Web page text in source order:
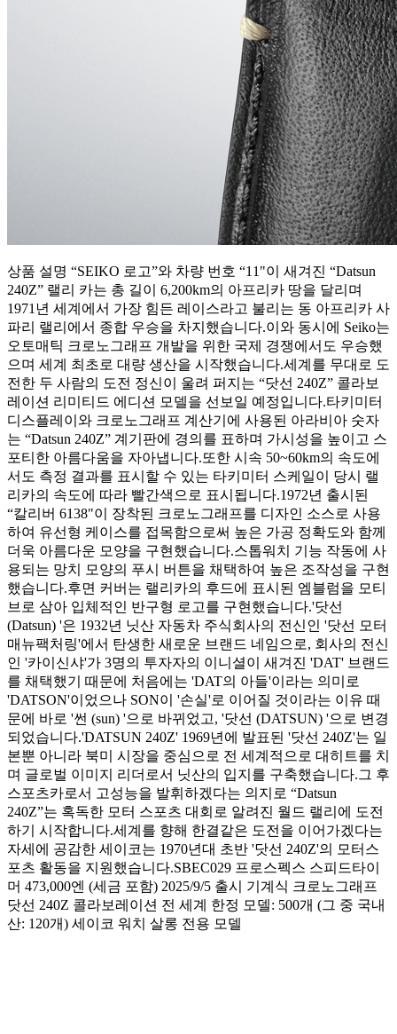
상품 설명 “SEIKO 로고”와 차량 번호 “11"이 새겨진 “Datsun
240Z” 랠리 카는 총 길이 6,200km의 아프리카 땅을 달리며
1971년 세계에서 가장 힘든 레이스라고 불리는 동 아프리카 사
파리 랠리에서 종합 우승을 차지했습니다.이와 동시에 Seiko는
오토매틱 크로노그래프 개발을 위한 국제 경쟁에서도 우승했
으며 세계 최초로 대량 생산을 시작했습니다.세계를 무대로 도
전한 두 사람의 도전 정신이 울려 퍼지는 “닷선 240Z” 콜라보
레이션 리미티드 에디션 모델을 선보일 예정입니다.타키미터
디스플레이와 크로노그래프 계산기에 사용된 아라비아 숫자
는 “Datsun 240Z” 계기판에 경의를 표하며 가시성을 높이고 스
포티한 아름다움을 자아냅니다.또한 시속 50~60km의 속도에
서도 측정 결과를 표시할 수 있는 타키미터 스케일이 당시 랠
리카의 속도에 따라 빨간색으로 표시됩니다.1972년 출시된
“칼리버 6138"이 장착된 크로노그래프를 디자인 소스로 사용
하여 유선형 케이스를 접목함으로써 높은 가공 정확도와 함께
더욱 아름다운 모양을 구현했습니다.스톱워치 기능 작동에 사
용되는 망치 모양의 푸시 버튼을 채택하여 높은 조작성을 구현
했습니다.후면 커버는 랠리카의 후드에 표시된 엠블럼을 모티
브로 삼아 입체적인 반구형 로고를 구현했습니다.'닷선
(Datsun) '은 1932년 닛산 자동차 주식회사의 전신인 '닷선 모터
매뉴팩처링'에서 탄생한 새로운 브랜드 네임으로, 회사의 전신
인 '카이신샤'가 3명의 투자자의 이니셜이 새겨진 'DAT' 브랜드
를 채택했기 때문에 처음에는 'DAT의 아들'이라는 의미로
'DATSON'이었으나 SON이 '손실'로 이어질 것이라는 이유 때
문에 바로 '썬 (sun) '으로 바뀌었고, '닷선 (DATSUN) '으로 변경
되었습니다.'DATSUN 240Z' 1969년에 발표된 '닷선 240Z'는 일
본뿐 아니라 북미 시장을 중심으로 전 세계적으로 대히트를 치
며 글로벌 이미지 리더로서 닛산의 입지를 구축했습니다.그 후
스포츠카로서 고성능을 발휘하겠다는 의지로 “Datsun
240Z”는 혹독한 모터 스포츠 대회로 알려진 월드 랠리에 도전
하기 시작합니다.세계를 향해 한결같은 도전을 이어가겠다는
자세에 공감한 세이코는 1970년대 초반 '닷선 240Z'의 모터스
포츠 활동을 지원했습니다.SBEC029 프로스펙스 스피드타이
머 473,000엔 (세금 포함) 2025/9/5 출시 기계식 크로노그래프
닷선 240Z 콜라보레이션 전 세계 한정 모델: 500개 (그 중 국내
산: 120개) 세이코 워치 살롱 전용 모델